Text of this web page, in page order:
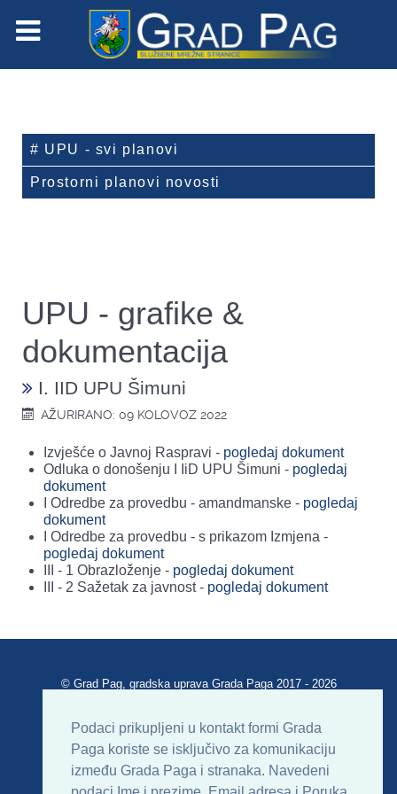
Podaci prikupljeni u kontakt formi Grada
Paga koriste se isključivo za komunikaciju
između Grada Paga i stranaka. Navedeni
# UPU - svi planovi
Prostorni planovi novosti
UPU - grafike &
dokumentacija
I. IID UPU Šimuni
AŽURIRANO: 09 KOLOVOZ 2022
Izvješće o Javnoj Raspravi - pogledaj dokument
Odluka o donošenju I IiD UPU Šimuni - pogledaj
dokument
I Odredbe za provedbu - amandmanske - pogledaj
dokument
I Odredbe za provedbu - s prikazom Izmjena -
pogledaj dokument
III - 1 Obrazloženje - pogledaj dokument
III - 2 Sažetak za javnost - pogledaj dokument
© Grad Pag, gradska uprava Grada Paga 2017 - 2026
Uvjeti korištenja Impressum
Kontakt